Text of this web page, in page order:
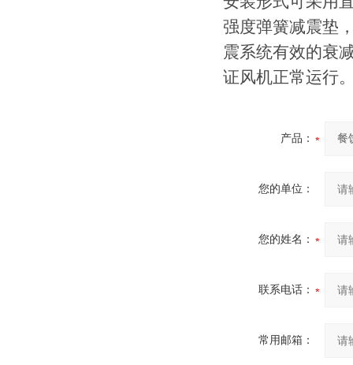
强度弹簧减震垫
震系统有效的衰
证风机正常运行
产品：
您的单位：
您的姓名：
联系电话：
常用邮箱：